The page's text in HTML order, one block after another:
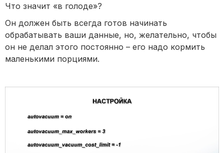
Что значит «в голоде»?
Он должен быть всегда готов начинать
обрабатывать ваши данные, но, желательно, чтобы
он не делал этого постоянно – его надо кормить
маленькими порциями.